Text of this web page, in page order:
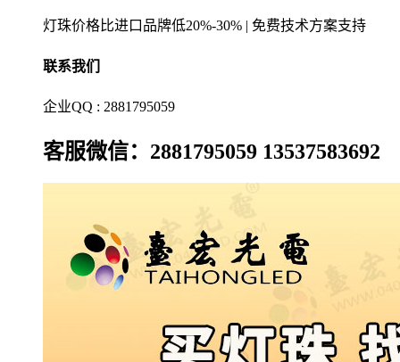
灯珠价格比进口品牌低20%-30% | 免费技术方案支持
联系我们
企业QQ : 2881795059
客服微信：2881795059 13537583692